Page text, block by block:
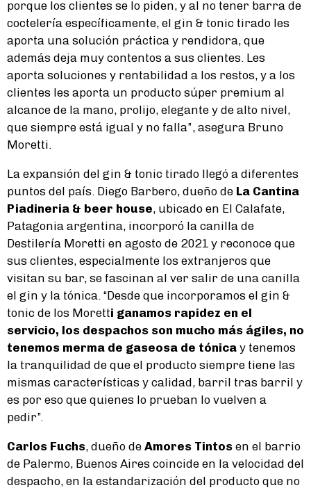
porque los clientes se lo piden, y al no tener barra de
coctelería específicamente, el gin & tonic tirado les
aporta una solución práctica y rendidora, que
además deja muy contentos a sus clientes. Les
aporta soluciones y rentabilidad a los restos, y a los
clientes les aporta un producto súper premium al
alcance de la mano, prolijo, elegante y de alto nivel,
que siempre está igual y no falla”, asegura Bruno
Moretti.
La expansión del gin & tonic tirado llegó a diferentes
puntos del país. Diego Barbero, dueño de La Cantina
Piadineria & beer house, ubicado en El Calafate,
Patagonia argentina, incorporó la canilla de
Destilería Moretti en agosto de 2021 y reconoce que
sus clientes, especialmente los extranjeros que
visitan su bar, se fascinan al ver salir de una canilla
el gin y la tónica. “Desde que incorporamos el gin &
tonic de los Moretti ganamos rapidez en el
servicio, los despachos son mucho más ágiles, no
tenemos merma de gaseosa de tónica y tenemos
la tranquilidad de que el producto siempre tiene las
mismas características y calidad, barril tras barril y
es por eso que quienes lo prueban lo vuelven a
pedir”.
Carlos Fuchs, dueño de Amores Tintos en el barrio
de Palermo, Buenos Aires coincide en la velocidad del
despacho, en la estandarización del producto que no